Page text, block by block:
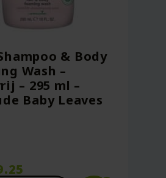
& Body
Wash –
– 295 ml –
Baby Leaves